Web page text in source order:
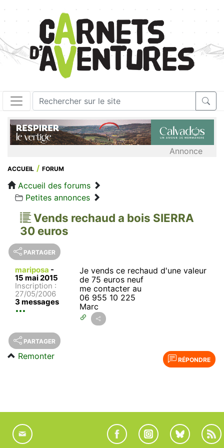
Annonce
ACCUEIL FORUM
Accueil des forums
Petites annonces
Vends rechaud a bois SIERRA
30 euros
PARTAGER
mariposa -
15 mai 2015
Inscription :
27/05/2006
3 messages
Je vends ce rechaud d'une valeur
de 75 euros neuf
me contacter au
06 955 10 225
Marc
PARTAGER
RÉPONDRE
Remonter